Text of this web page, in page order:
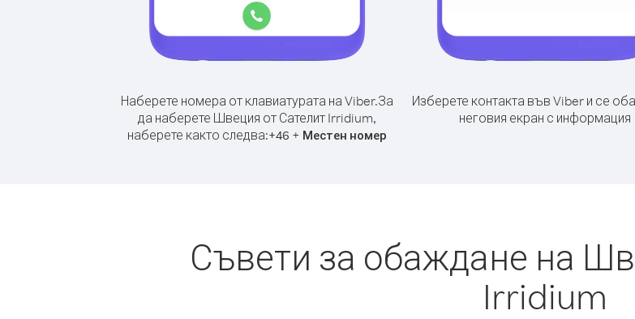
Наберете номера от клавиатурата на Viber.За
да наберете Швеция от Сателит Irridium,
наберете както следва:+46 + Местен номер
Изберете контакта във Viber и се
неговия екран с информация
Съвети за обаждане на
Irridium